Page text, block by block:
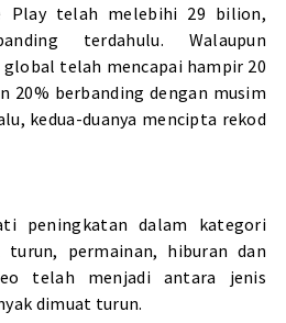
Play telah melebihi 29 bilion,
terdahulu. Walaupun
telah mencapai hampir 20
20% berbanding dengan musim
kedua-duanya mencipta rekod
peningkatan dalam kategori
permainan, hiburan dan
telah menjadi antara jenis
dimuat turun.